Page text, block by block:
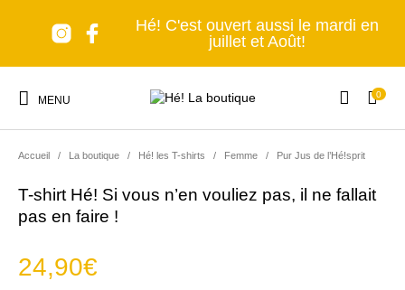
Hé! C'est ouvert aussi le mardi en
juillet et Août!
MENU 0
Accueil / La boutique / Hé! les T-shirts / Femme / Pur Jus de l’Hé!sprit
T-shirt Hé! Si vous n’en vouliez pas, il ne fallait
pas en faire !
24,90€